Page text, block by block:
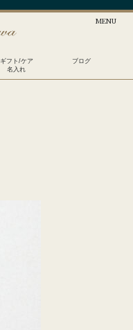
ギフト/ケア
名入れ
ブログ